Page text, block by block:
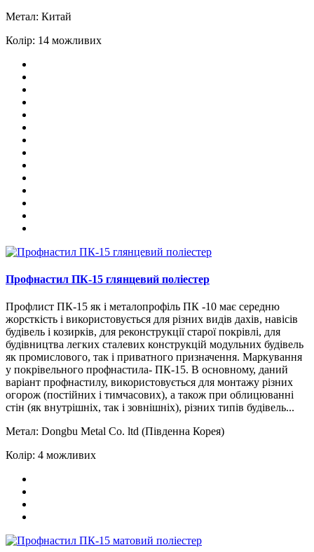
Метал: Китай
Колір: 14 можливих
Профнастил ПК-15 глянцевий поліестер
Профлист ПК-15 як і металопрофіль ПК -10 має середню
жорсткість і використовується для різних видів дахів, навісів
будівель і козирків, для реконструкції старої покрівлі, для
будівництва легких сталевих конструкцій модульних будівель
як промислового, так і приватного призначення. Маркування
у покрівельного профнастила- ПК-15. В основному, даний
варіант профнастилу, використовується для монтажу різних
огорож (постійних і тимчасових), а також при облицюванні
стін (як внутрішніх, так і зовнішніх), різних типів будівель...
Метал: Dongbu Metal Сo. ltd (Південна Корея)
Колір: 4 можливих